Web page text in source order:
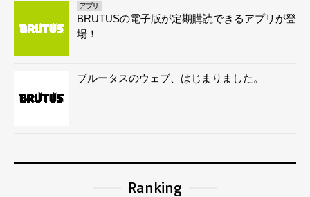
アプリ
BRUTUSの電子版が定期購読できるアプリが登
場！
ブルータスのウェブ、はじまりました。
Ranking